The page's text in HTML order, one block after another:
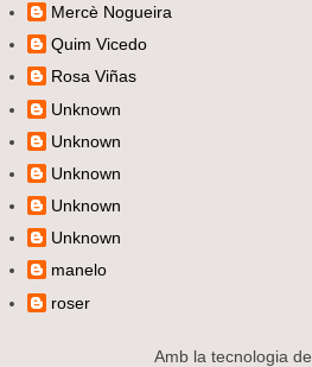
Mercè Nogueira
Quim Vicedo
Rosa Viñas
Unknown
Unknown
Unknown
Unknown
Unknown
manelo
roser
Amb la tecnologia de